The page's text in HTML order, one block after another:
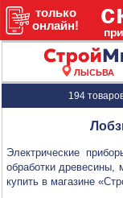
ЛЫСЬВА
194
Электрические
обработки
купить в магазине